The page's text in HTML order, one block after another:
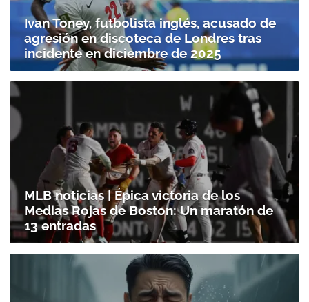
Ivan Toney, futbolista inglés, acusado de
agresión en discoteca de Londres tras
incidente en diciembre de 2025
MLB noticias | Épica victoria de los
Medias Rojas de Boston: Un maratón de
13 entradas